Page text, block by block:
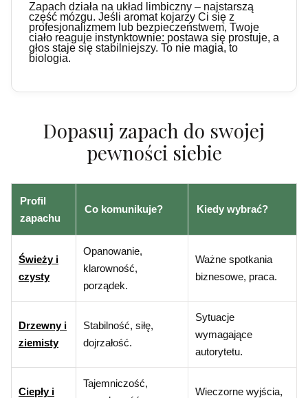
Zapach działa na układ limbiczny – najstarszą
część mózgu. Jeśli aromat kojarzy Ci się z
profesjonalizmem lub bezpieczeństwem, Twoje
ciało reaguje instynktownie: postawa się prostuje, a
głos staje się stabilniejszy. To nie magia, to
biologia.
Dopasuj zapach do swojej
pewności siebie
Profil
zapachu
Co komunikuje? Kiedy wybrać?
Świeży i
czysty
Opanowanie,
klarowność,
porządek.
Ważne spotkania
biznesowe, praca.
Drzewny i
ziemisty
Stabilność, siłę,
dojrzałość.
Sytuacje
wymagające
autorytetu.
Ciepły i
Tajemniczość,
Wieczorne wyjścia,